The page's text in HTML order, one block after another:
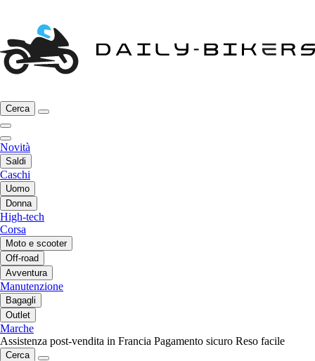
Cerca
Novità
Saldi
Caschi
Uomo
Donna
High-tech
Corsa
Moto e scooter
Off-road
Avventura
Manutenzione
Bagagli
Outlet
Marche
Assistenza post-vendita in Francia Pagamento sicuro Reso facile
Cerca